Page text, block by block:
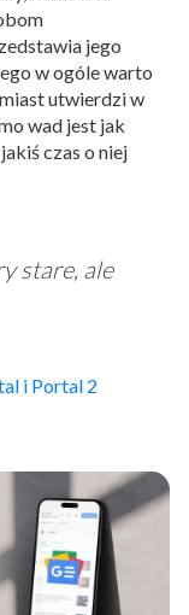
jego
w ogóle warto
utwierdzi w
wad jest jak
czas o niej
stare, ale
i Portal 2